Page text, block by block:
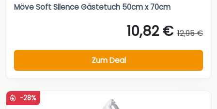
Möve Soft Silence Gästetuch 50cm x 70cm
10,82 € 12,95 €
Zum Deal
-28%